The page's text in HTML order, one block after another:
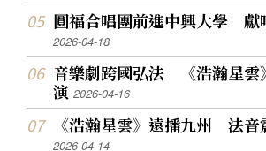
圓福合唱團前進中興大學 獻
2026-04-18
音樂劇跨國弘法 《浩瀚星雲
演2026-04-16
《浩瀚星雲》遠播九州 法音
2026-04-14